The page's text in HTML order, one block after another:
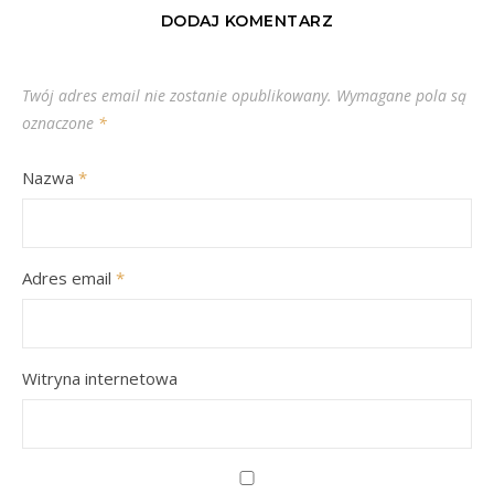
DODAJ KOMENTARZ
Twój adres email nie zostanie opublikowany. Wymagane pola są
oznaczone *
Nazwa *
Adres email *
Witryna internetowa